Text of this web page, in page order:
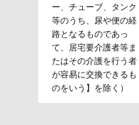
ー、チューブ、タンク
等のうち、尿や便の経
路となるものであっ
て、居宅要介護者等ま
たはその介護を行う者
が容易に交換できるも
のをいう】を除く）